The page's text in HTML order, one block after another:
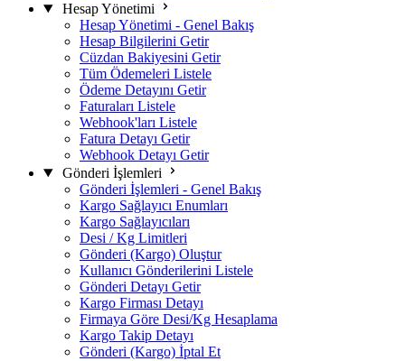
Hesap Yönetimi
Hesap Yönetimi - Genel Bakış
Hesap Bilgilerini Getir
Cüzdan Bakiyesini Getir
Tüm Ödemeleri Listele
Ödeme Detayını Getir
Faturaları Listele
Webhook'ları Listele
Fatura Detayı Getir
Webhook Detayı Getir
Gönderi İşlemleri
Gönderi İşlemleri - Genel Bakış
Kargo Sağlayıcı Enumları
Kargo Sağlayıcıları
Desi / Kg Limitleri
Gönderi (Kargo) Oluştur
Kullanıcı Gönderilerini Listele
Gönderi Detayı Getir
Kargo Firması Detayı
Firmaya Göre Desi/Kg Hesaplama
Kargo Takip Detayı
Gönderi (Kargo) İptal Et